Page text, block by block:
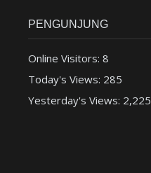
PENGUNJUNG
Online Visitors: 8
Today's Views: 285
Yesterday's Views: 2,225